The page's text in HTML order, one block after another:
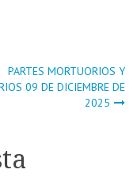
PARTES MORTUORIOS Y
09 DE DICIEMBRE DE
2025